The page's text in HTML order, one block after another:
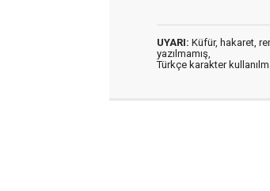
UYARI: Küfür, hakaret,
yazılmamış,
Türkçe karakter